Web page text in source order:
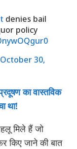
denies bail
policy
October 30,
का वास्तविक
था!
मिले हैं जो
किए जाने की बात